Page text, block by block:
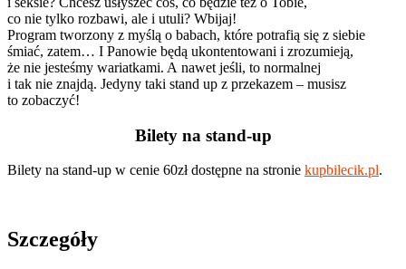
co nie tylko rozbawi, ale i utuli? Wbijaj!
Program tworzony z myślą o babach, które potrafią się z siebie
śmiać, zatem… I Panowie będą ukontentowani i zrozumieją,
że nie jesteśmy wariatkami. A nawet jeśli, to normalnej
i tak nie znajdą. Jedyny taki stand up z przekazem – musisz
to zobaczyć!
Bilety na stand-up
Bilety na stand-up w cenie 60zł dostępne na stronie kupbilecik.pl.
Szczegóły